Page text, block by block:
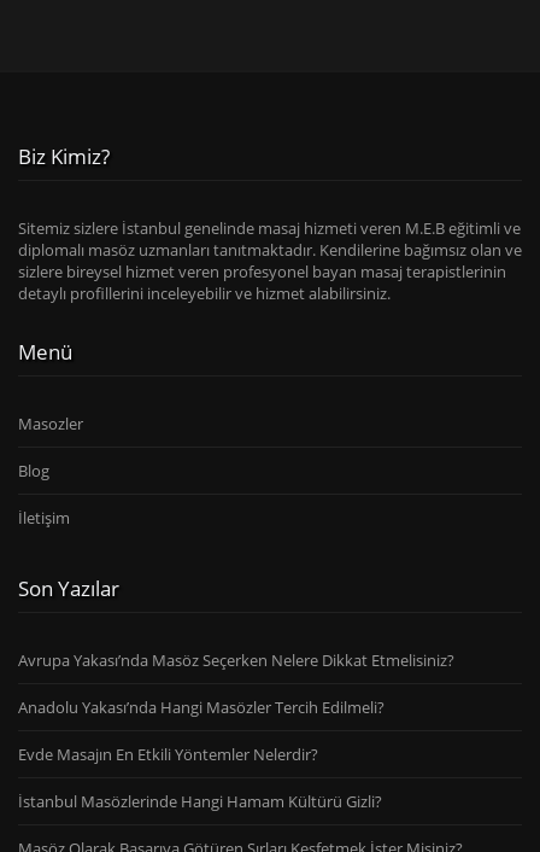
Biz Kimiz?
Sitemiz sizlere İstanbul genelinde masaj hizmeti veren M.E.B eğitimli ve
diplomalı masöz uzmanları tanıtmaktadır. Kendilerine bağımsız olan ve
sizlere bireysel hizmet veren profesyonel bayan masaj terapistlerinin
detaylı profillerini inceleyebilir ve hizmet alabilirsiniz.
Menü
Masozler
Blog
İletişim
Son Yazılar
Avrupa Yakası’nda Masöz Seçerken Nelere Dikkat Etmelisiniz?
Anadolu Yakası’nda Hangi Masözler Tercih Edilmeli?
Evde Masajın En Etkili Yöntemler Nelerdir?
İstanbul Masözlerinde Hangi Hamam Kültürü Gizli?